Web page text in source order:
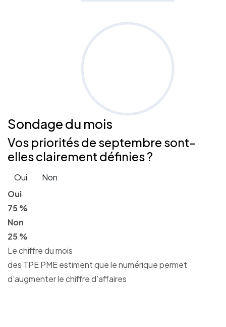
Sondagedu mois
Vos priorités de septembre sont-
elles clairement définies ?
Oui
Non
Oui
75 %
Non
25 %
Le chiffre du mois
des TPE PME estiment que le numérique permet
d’augmenter le chiffre d’affaires